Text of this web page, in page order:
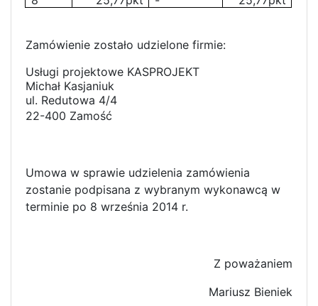
Zamówienie zostało udzielone firmie:
Usługi projektowe KASPROJEKT
Michał Kasjaniuk
ul. Redutowa 4/4
22-400 Zamość
Umowa w sprawie udzielenia zamówienia
zostanie podpisana z wybranym wykonawcą w
terminie po 8 września 2014 r.
Z poważaniem
Mariusz Bieniek